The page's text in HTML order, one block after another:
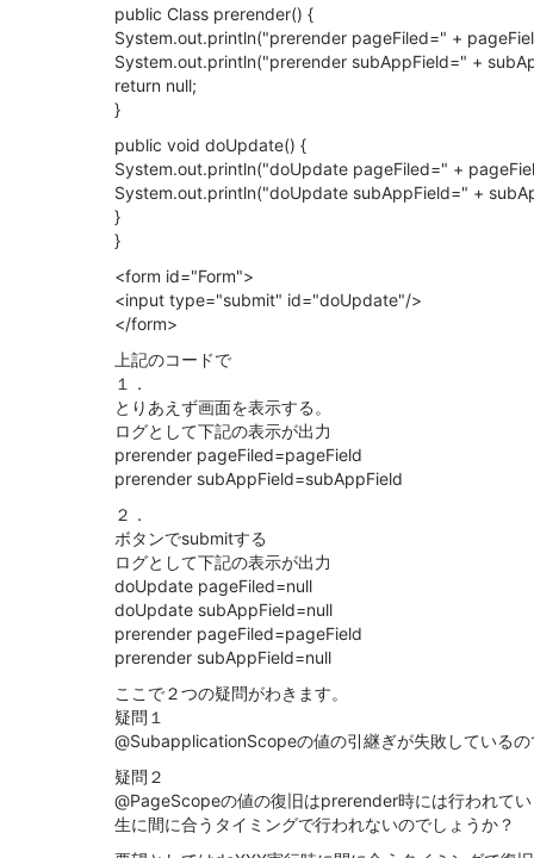
public Class prerender() {
System.out.println("prerender pageFiled=" +
System.out.println("prerender subAppField=" +
return null;
}
public void doUpdate() {
System.out.println("doUpdate pageFiled=" +
System.out.println("doUpdate subAppField=" +
}
}
<form id="Form">
<input type="submit" id="doUpdate"/>
</form>
上記のコードで
１．
とりあえず画面を表示する。
ログとして下記の表示が出力
prerender pageFiled=pageField
prerender subAppField=subAppField
２．
ボタンでsubmitする
ログとして下記の表示が出力
doUpdate pageFiled=null
doUpdate subAppField=null
prerender pageFiled=pageField
prerender subAppField=null
ここで２つの疑問がわきます。
疑問１
@SubapplicationScopeの値の引継ぎが失敗しているの
疑問２
@PageScopeの値の復旧はprerender時には行われて
生に間に合うタイミングで行われないのでしょうか？